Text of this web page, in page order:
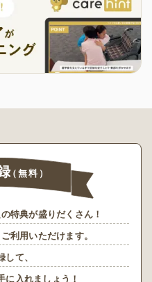
（無料）
特典が盛りだくさん！
利用いただけます。
して、
に入れましょう！